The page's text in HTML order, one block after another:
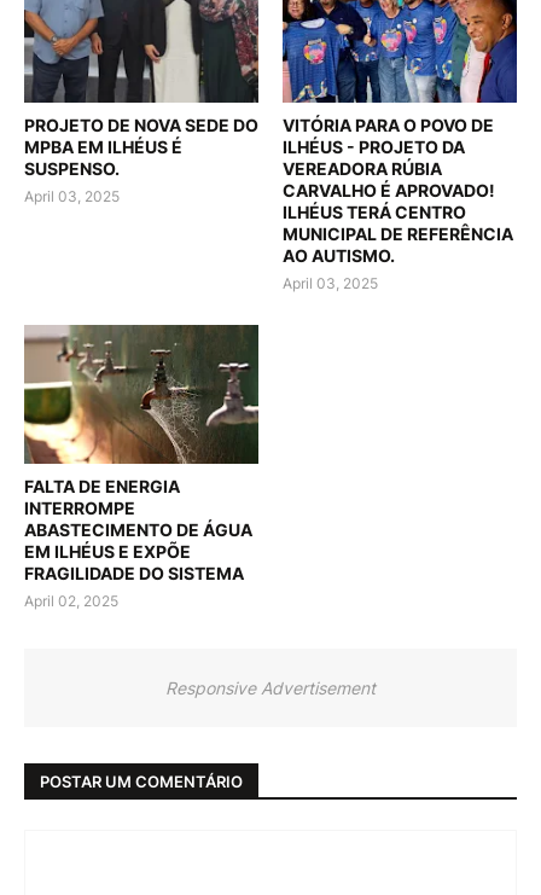
PROJETO DE NOVA SEDE DO
MPBA EM ILHÉUS É
SUSPENSO.
April 03, 2025
VITÓRIA PARA O POVO DE
ILHÉUS - PROJETO DA
VEREADORA RÚBIA
CARVALHO É APROVADO!
ILHÉUS TERÁ CENTRO
MUNICIPAL DE REFERÊNCIA
AO AUTISMO.
April 03, 2025
FALTA DE ENERGIA
INTERROMPE
ABASTECIMENTO DE ÁGUA
EM ILHÉUS E EXPÕE
FRAGILIDADE DO SISTEMA
April 02, 2025
Responsive Advertisement
POSTAR UM COMENTÁRIO